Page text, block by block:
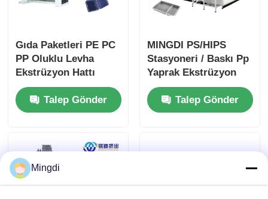
Gıda Paketleri PE PC
PP Oluklu Levha
Ekstrüzyon Hattı
Otomatik 20 Ton
Talep Gönder
MINGDI PS/HIPS
Stasyoneri / Baskı Pp
Yaprak Ekstrüzyon
Hattı 350-1500kg/H
Talep Gönder
Mingdi